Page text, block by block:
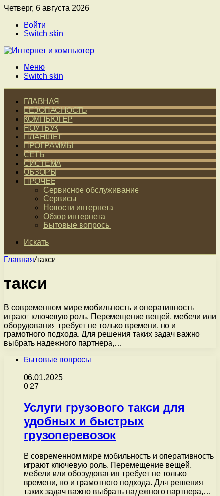
Четверг, 6 августа 2026
Войти
Switch skin
Меню
Switch skin
ГЛАВНАЯ
БЕЗОПАСНОСТЬ
КОМПЬЮТЕР
НОУТБУК
ПЛАНШЕТ
ПРОГРАММЫ
СЕТЬ
СИСТЕМА
ОБЗОРЫ
ПРОЧЕЕ
Сервисное обслуживание
Сервисы
Новости интернета
Обзор интернета
Бытовые вопросы
Искать
Главная/такси
такси
В современном мире мобильность и оперативность
играют ключевую роль. Перемещение вещей, мебели или
оборудования требует не только времени, но и
грамотного подхода. Для решения таких задач важно
выбрать надежного партнера,…
Бытовые вопросы
06.01.2025
0 27
Услуги грузового такси для
удобных и быстрых
грузоперевозок
В современном мире мобильность и оперативность
играют ключевую роль. Перемещение вещей,
мебели или оборудования требует не только
времени, но и грамотного подхода. Для решения
таких задач важно выбрать надежного партнера,…